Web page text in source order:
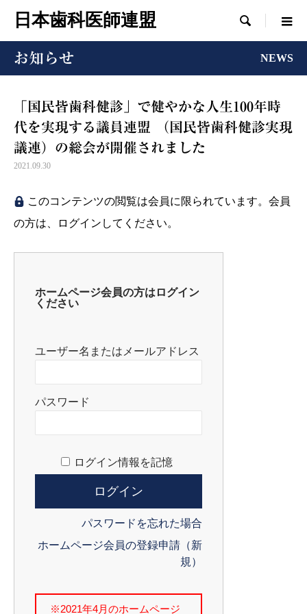
日本歯科医師連盟 
お知らせ NEWS
「国民皆歯科健診」で健やかな人生100年時
代を実現する議員連盟 （国民皆歯科健診実現
議連）の総会が開催されました
2021.09.30
このコンテンツの閲覧は会員に限られています。会員
の方は、ログインしてください。
ホームページ会員の方はログイン
ください
ユーザー名またはメールアドレス
パスワード
ログイン情報を記憶
パスワードを忘れた場合
ホームページ会員の登録申請（新
規）